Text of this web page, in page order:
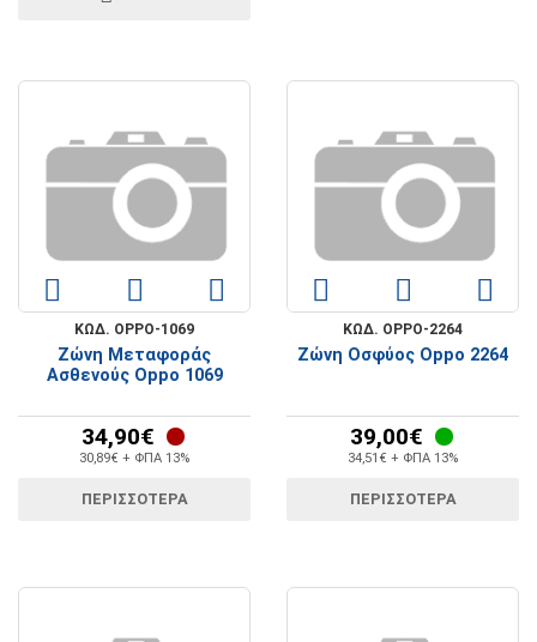
ΚΩΔ. OPPO-1069
Ζώνη Μεταφοράς
Ασθενούς Oppo 1069
34,90€
30,89€ + ΦΠΑ 13%
ΠΕΡΙΣΣΟΤΕΡΑ
ΚΩΔ. OPPO-2264
Ζώνη Οσφύος Oppo 2264
39,00€
34,51€ + ΦΠΑ 13%
ΠΕΡΙΣΣΟΤΕΡΑ